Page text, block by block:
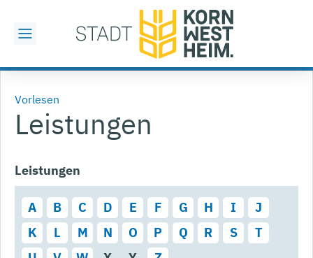
Vorlesen
Leistungen
Leistungen
A B C D E F G H I
J
K
L M N O P Q R S
T